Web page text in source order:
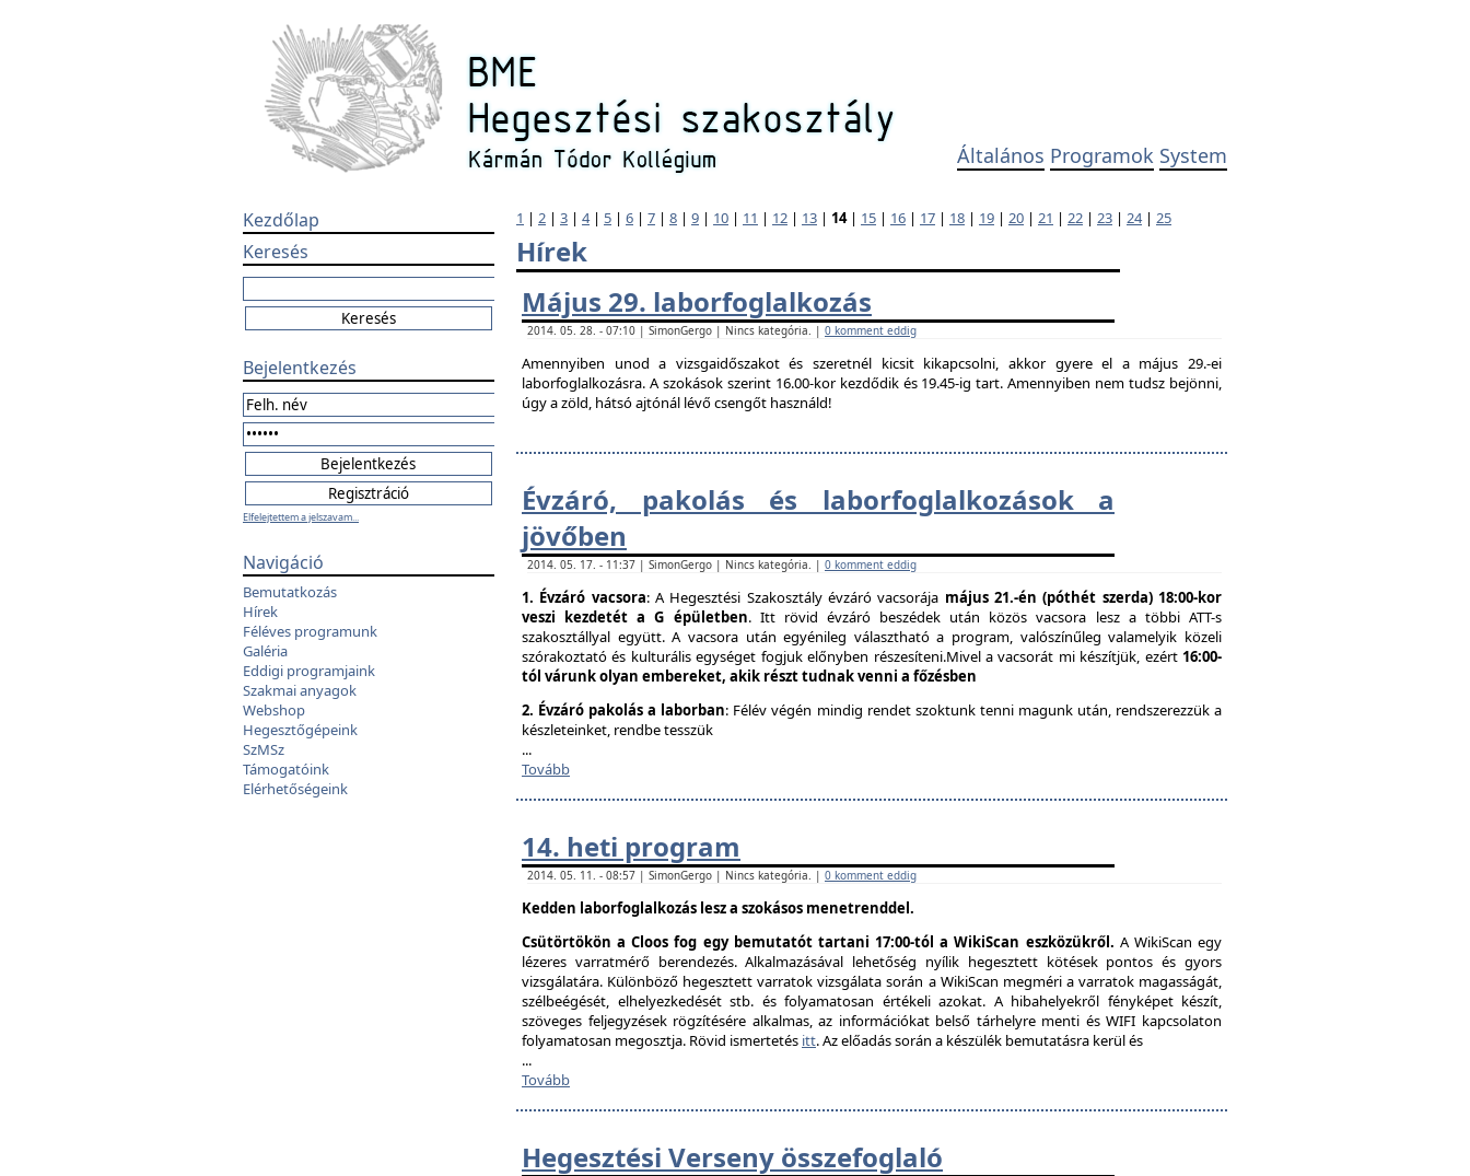
Általános Programok System
Kezdőlap
Keresés
Bejelentkezés
Elfelejtettem a jelszavam...
Navigáció
Bemutatkozás
Hírek
Féléves programunk
Galéria
Eddigi programjaink
Szakmai anyagok
Webshop
Hegesztőgépeink
SzMSz
Támogatóink
Elérhetőségeink
1 | 2 | 3 | 4| 5 | 6 | 7 | 8 | 9 | 10 | 11 | 12 | 13 | 14| 15 | 16 | 17 | 18 | 19 | 20 | 21 | 22 | 23 | 24| 25
Hírek
Május 29. laborfoglalkozás
2014. 05. 28. - 07:10 | SimonGergo | Nincs kategória. | 0 komment eddig
Amennyiben unod a vizsgaidőszakot és szeretnél kicsit kikapcsolni, akkor gyere el a május 29.-ei
laborfoglalkozásra. A szokások szerint 16.00-kor kezdődik és 19.45-ig tart. Amennyiben nem tudsz bejönni,
úgy a zöld, hátsó ajtónál lévő csengőt használd!
Évzáró, pakolás és laborfogla​lkozások a
jövőben
2014. 05. 17. - 11:37 | SimonGergo | Nincs kategória. | 0 komment eddig
1. Évzáró vacsora: A Hegesztési Szakosztály évzáró vacsorája május 21.-én (póthét szerda) 18:00-kor
veszi kezdetét a G épületben. Itt rövid évzáró beszédek után közös vacsora lesz a többi ATT-s
szakosztállyal együtt. A vacsora után egyénileg választható a program, valószínűleg valamelyik közeli
szórakoztató és kulturális egységet fogjuk előnyben részesíteni.Mivel a vacsorát mi készítjük, ezért 16:00-
tól várunk olyan embereket, akik részt tudnak venni a főzésben
2. Évzáró pakolás a laborban: Félév végén mindig rendet szoktunk tenni magunk után, rendszerezzük a
készleteinket, rendbe tesszük
...
Tovább
14. heti program
2014. 05. 11. - 08:57 | SimonGergo | Nincs kategória. | 0 komment eddig
Kedden laborfoglalkozás lesz a szokásos menetrenddel.
Csütörtökön a Cloos fog egy bemutatót tartani 17:00-tól a WikiScan eszközükről. A WikiScan egy
lézeres varratmérő berendezés. Alkalmazásával lehetőség nyílik hegesztett kötések pontos és gyors
vizsgálatára. Különböző hegesztett varratok vizsgálata során a WikiScan megméri a varratok magasságát,
szélbeégését, elhelyezkedését stb. és folyamatosan értékeli azokat. A hibahelyekről fényképet készít,
szöveges feljegyzések rögzítésére alkalmas, az információkat belső tárhelyre menti és WIFI kapcsolaton
folyamatosan megosztja. Rövid ismertetés itt. Az előadás során a készülék bemutatásra kerül és
...
Tovább
Hegesztési Verseny összefoglaló